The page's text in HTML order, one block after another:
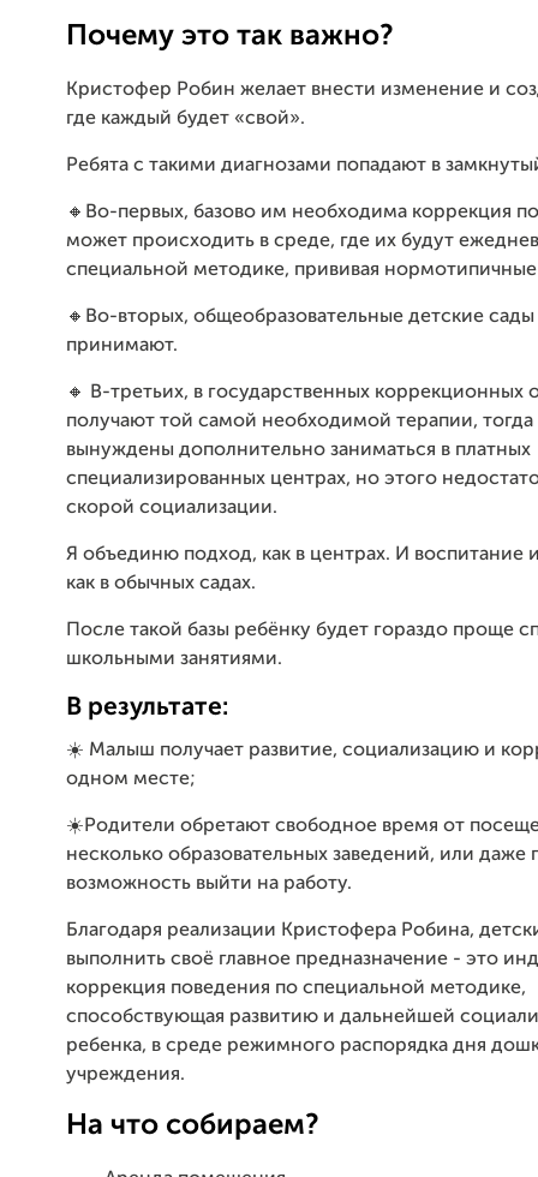
Почему это так важно?
Кристофер Робин желает внести изменение и
где каждый будет «свой».
Ребята с такими диагнозами попадают в
🔸Во-первых, базово им необходима коррекция
может происходить в среде, где их будут
специальной методике, прививая нормотипичные
🔸Во-вторых, общеобразовательные детские сады
принимают.
🔸 В-третьих, в государственных коррекционных
получают той самой необходимой терапии,
вынуждены дополнительно заниматься в платных
специализированных центрах, но этого
скорой социализации.
Я объединю подход, как в центрах. И воспитание
как в обычных садах.
После такой базы ребёнку будет гораздо проще
школьными занятиями.
В результате:
☀️ Малыш получает развитие, социализацию и
одном месте;
☀️Родители обретают свободное время от
несколько образовательных заведений, или даже
возможность выйти на работу.
Благодаря реализации Кристофера Робина,
выполнить своё главное предназначение - это
коррекция поведения по специальной методике,
способствующая развитию и дальнейшей
ребенка, в среде режимного распорядка дня
учреждения.
На что собираем?